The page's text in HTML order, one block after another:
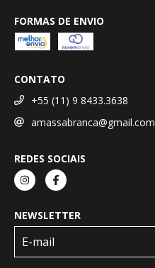
FORMAS DE ENVIO
CONTATO
+55 (11) 9 8433.3638
amassabranca@gmail.com
REDES SOCIAIS
NEWSLETTER